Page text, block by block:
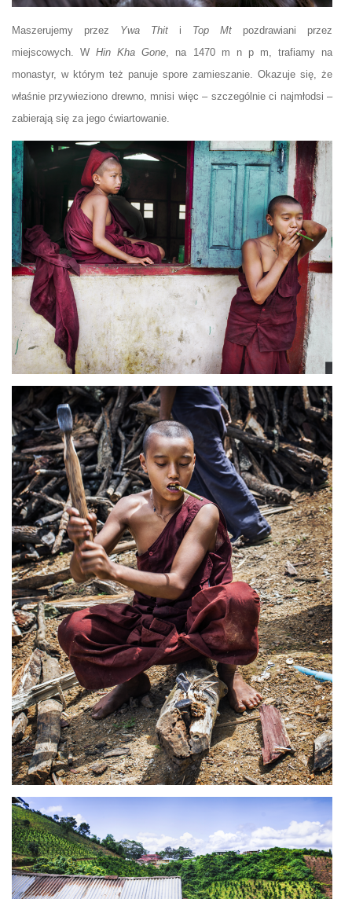
Maszerujemy przez Ywa Thit i Top Mt pozdrawiani przez
miejscowych. WHin Kha Gone, na 1470 m n p m, trafiamy na
monastyr, w którym też panuje spore zamieszanie. Okazuje się, że
właśnie przywieziono drewno, mnisi więc – szczególnie ci najmłodsi –
zabierają się za jego ćwiartowanie.